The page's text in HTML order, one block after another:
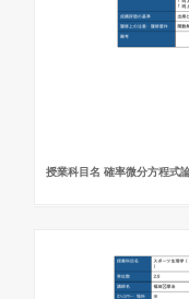
授業科目名 確率微分方程式